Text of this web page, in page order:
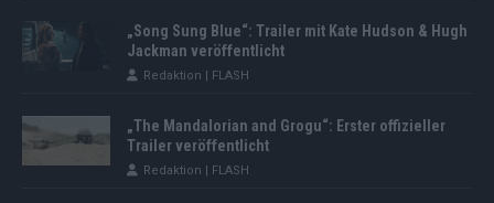
„Song Sung Blue“: Trailer mit Kate Hudson & Hugh
Jackman veröffentlicht
Redaktion | FLASH
„The Mandalorian and Grogu“: Erster offizieller
Trailer veröffentlicht
Redaktion | FLASH